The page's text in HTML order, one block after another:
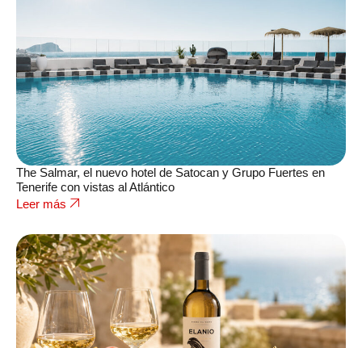
The Salmar, el nuevo hotel de Satocan y Grupo Fuertes en
Tenerife con vistas al Atlántico
Leer más